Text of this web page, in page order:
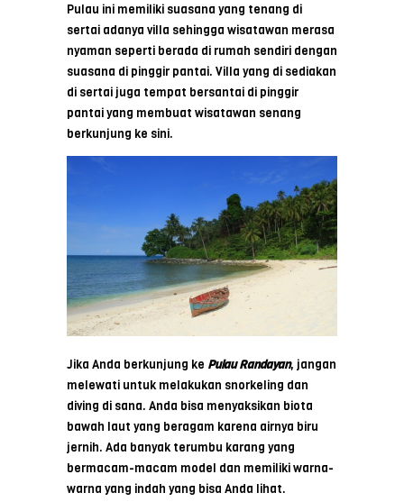
Pulau ini memiliki suasana yang tenang di
sertai adanya villa sehingga wisatawan merasa
nyaman seperti berada di rumah sendiri dengan
suasana di pinggir pantai. Villa yang di sediakan
di sertai juga tempat bersantai di pinggir
pantai yang membuat wisatawan senang
berkunjung ke sini.
Jika Anda berkunjung ke Pulau Randayan, jangan
melewati untuk melakukan snorkeling dan
diving di sana. Anda bisa menyaksikan biota
bawah laut yang beragam karena airnya biru
jernih. Ada banyak terumbu karang yang
bermacam-macam model dan memiliki warna-
warna yang indah yang bisa Anda lihat.